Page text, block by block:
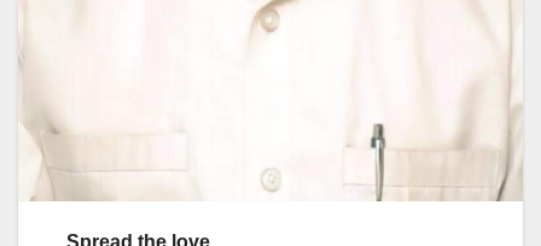
Spread the love